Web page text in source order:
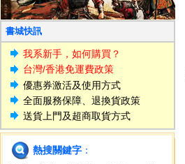
書城快訊
我系新手，如何購買？
台灣/香港免運費政策
優惠券激活及使用方式
全面服務保障、退換貨政策
送貨上門及超商取貨方式
熱搜關鍵字 ：